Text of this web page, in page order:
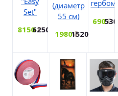
Set"
81506250
(диаметр
55 см)
19801520
гербом
690530